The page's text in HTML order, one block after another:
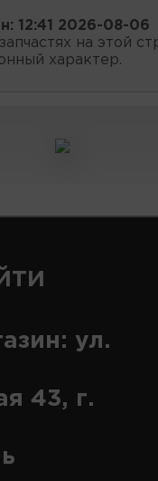
12:41 2026-08-06
на этой
характер.
ул.
43, г.